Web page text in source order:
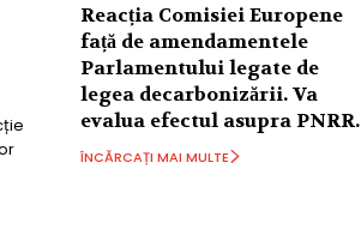
Reacția Comisiei Europene
față de amendamentele
Parlamentului legate de
legea decarbonizării. Va
evalua efectul asupra PNRR.
ÎNCĂRCAȚI MAI MULTE